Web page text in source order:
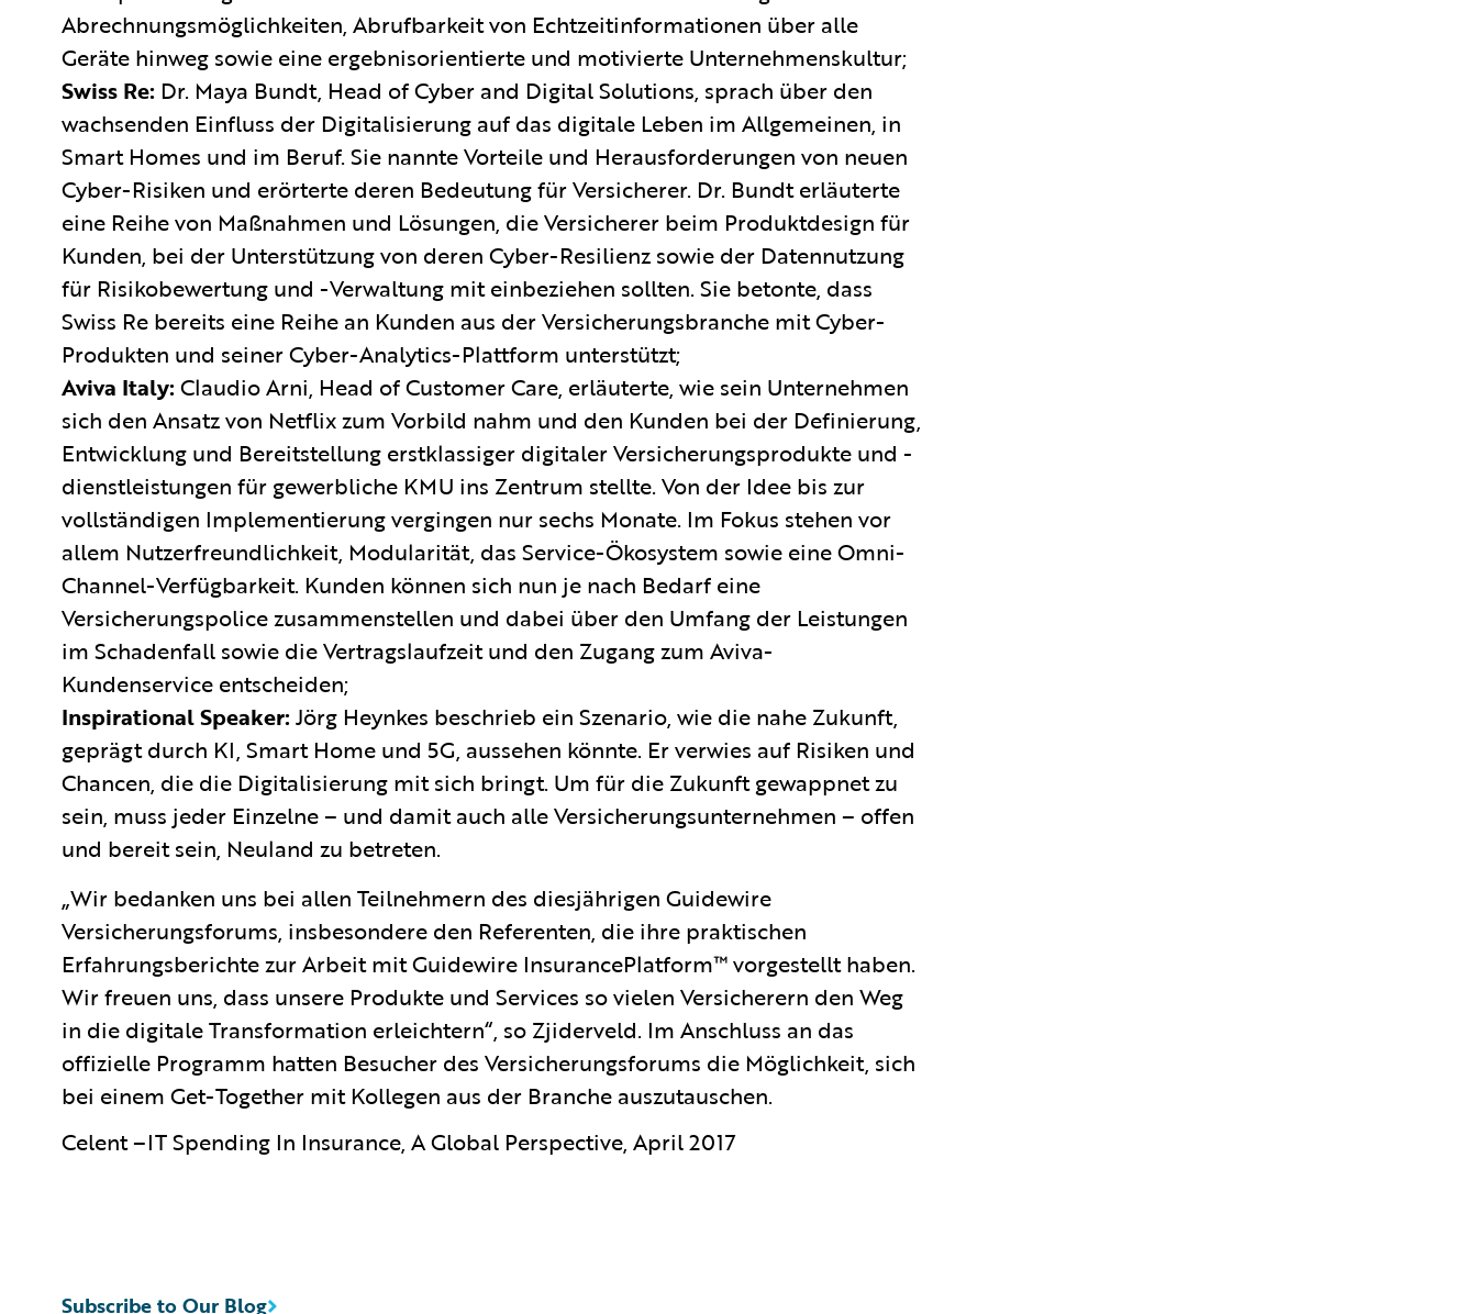
Abrechnungsmöglichkeiten, Abrufbarkeit von Echtzeitinformationen über alle
Geräte hinweg sowie eine ergebnisorientierte und motivierte Unternehmenskultur;
Swiss Re: Dr. Maya Bundt, Head of Cyber and Digital Solutions, sprach über den
wachsenden Einfluss der Digitalisierung auf das digitale Leben im Allgemeinen, in
Smart Homes und im Beruf. Sie nannte Vorteile und Herausforderungen von neuen
Cyber-Risiken und erörterte deren Bedeutung für Versicherer. Dr. Bundt erläuterte
eine Reihe von Maßnahmen und Lösungen, die Versicherer beim Produktdesign für
Kunden, bei der Unterstützung von deren Cyber-Resilienz sowie der Datennutzung
für Risikobewertung und -Verwaltung mit einbeziehen sollten. Sie betonte, dass
Swiss Re bereits eine Reihe an Kunden aus der Versicherungsbranche mit Cyber-
Produkten und seiner Cyber-Analytics-Plattform unterstützt;
Aviva Italy: Claudio Arni, Head of Customer Care, erläuterte, wie sein Unternehmen
sich den Ansatz von Netflix zum Vorbild nahm und den Kunden bei der Definierung,
Entwicklung und Bereitstellung erstklassiger digitaler Versicherungsprodukte und -
dienstleistungen für gewerbliche KMU ins Zentrum stellte. Von der Idee bis zur
vollständigen Implementierung vergingen nur sechs Monate. Im Fokus stehen vor
allem Nutzerfreundlichkeit, Modularität, das Service-Ökosystem sowie eine Omni-
Channel-Verfügbarkeit. Kunden können sich nun je nach Bedarf eine
Versicherungspolice zusammenstellen und dabei über den Umfang der Leistungen
im Schadenfall sowie die Vertragslaufzeit und den Zugang zum Aviva-
Kundenservice entscheiden;
Inspirational Speaker: Jörg Heynkes beschrieb ein Szenario, wie die nahe Zukunft,
geprägt durch KI, Smart Home und 5G, aussehen könnte. Er verwies auf Risiken und
Chancen, die die Digitalisierung mit sich bringt. Um für die Zukunft gewappnet zu
sein, muss jeder Einzelne – und damit auch alle Versicherungsunternehmen – offen
und bereit sein, Neuland zu betreten.
„Wir bedanken uns bei allen Teilnehmern des diesjährigen Guidewire
Versicherungsforums, insbesondere den Referenten, die ihre praktischen
Erfahrungsberichte zur Arbeit mit Guidewire InsurancePlatform™ vorgestellt haben.
Wir freuen uns, dass unsere Produkte und Services so vielen Versicherern den Weg
in die digitale Transformation erleichtern“, so Zjiderveld. Im Anschluss an das
offizielle Programm hatten Besucher des Versicherungsforums die Möglichkeit, sich
bei einem Get-Together mit Kollegen aus der Branche auszutauschen.
Celent –IT Spending In Insurance, A Global Perspective, April 2017
Subscribe to Our Blog